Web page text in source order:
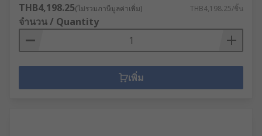
THB4,198.25(ไม่รวมภาษีมูลค่าเพิ่ม) THB4,198.25/ชิ้น
จำนวน / Quantity
เพิ่ม